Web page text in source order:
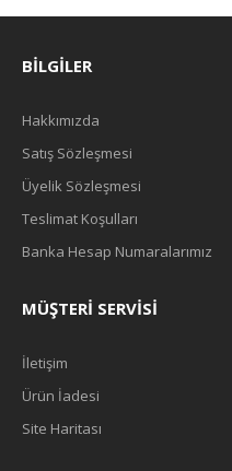
BILGILER
Hakkımızda
Satış Sözleşmesi
Üyelik Sözleşmesi
Teslimat Koşulları
Banka Hesap Numaralarımız
MÜŞTERI SERVISI
İletişim
Ürün İadesi
Site Haritası